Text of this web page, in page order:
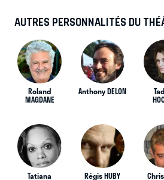
AUTRES PERSONNALITÉS DU
Roland
MAGDANE
Anthony DELON
Tatiana Régis HUBY